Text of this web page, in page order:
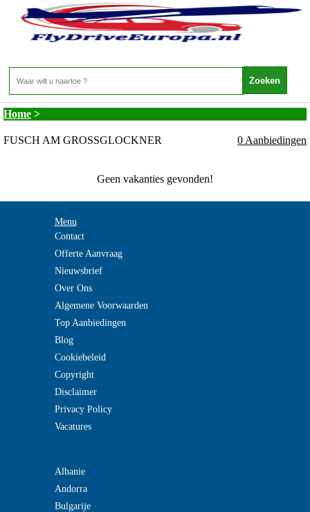
Oostenrijk - SALZBURGERLAND - FUSCH AM
Home >
FUSCH AM GROSSGLOCKNER 0 Aanbiedingen
Geen vakanties gevonden!
Menu
Contact
Offerte Aanvraag
Nieuwsbrief
Over Ons
Algemene Voorwaarden
Top Aanbiedingen
Blog
Cookiebeleid
Copyright
Disclaimer
Privacy Policy
Vacatures
Albanie
Andorra
Bulgarije